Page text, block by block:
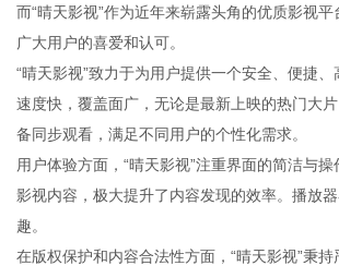
而“晴天影视”作为近年来崭露头角的优质影视
广大用户的喜爱和认可。
“晴天影视”致力于为用户提供一个安全、便捷
速度快，覆盖面广，无论是最新上映的热门大
备同步观看，满足不同用户的个性化需求。
用户体验方面，“晴天影视”注重界面的简洁与
影视内容，极大提升了内容发现的效率。播放
趣。
在版权保护和内容合法性方面，“晴天影视”秉